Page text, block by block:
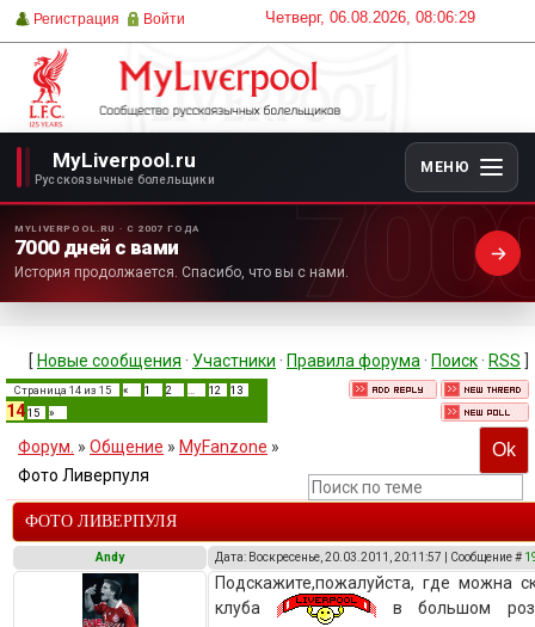
Четверг, 06.08.2026, 08:06:29
Регистрация Войти
MyLiverpool.ru
Русскоязычные болельщики
МЕНЮ
MYLIVERPOOL.RU · С 2007 ГОДА
7000 дней с вами
История продолжается. Спасибо, что вы с нами.
[ Новые сообщения · Участники · Правила форума · Поиск · RSS
Страница 14 из 15 « 1 2 12 13
1415 »
Форум. » Общение » MyFanzone »
Фото Ливерпуля
ФОТО ЛИВЕРПУЛЯ
Andy Дата: Воскресенье, 20.03.2011, 20:11:57 | Сообщение #
Подскажите,пожалуйста, где можна
клуба
в большом